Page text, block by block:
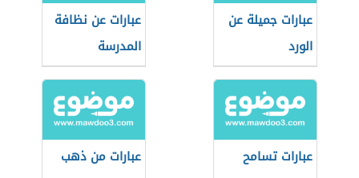
عبارات جميلة عن
الورد
عبارات عن نظافة
المدرسة
عبارات تسامح عبارات من ذهب